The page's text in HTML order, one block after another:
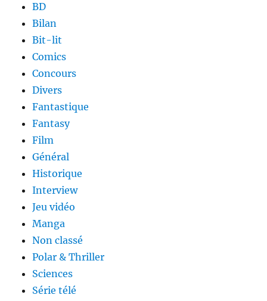
BD
Bilan
Bit-lit
Comics
Concours
Divers
Fantastique
Fantasy
Film
Général
Historique
Interview
Jeu vidéo
Manga
Non classé
Polar & Thriller
Sciences
Série télé